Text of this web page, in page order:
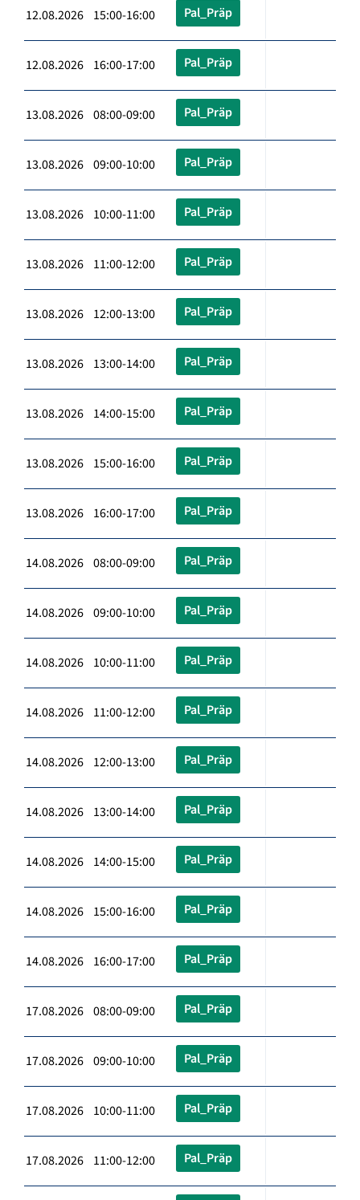
12.08.2026 15:00-16:00 Pal_Präp
12.08.2026 16:00-17:00 Pal_Präp
13.08.2026 08:00-09:00 Pal_Präp
13.08.2026 09:00-10:00 Pal_Präp
13.08.2026 10:00-11:00 Pal_Präp
13.08.2026 11:00-12:00 Pal_Präp
13.08.2026 12:00-13:00 Pal_Präp
13.08.2026 13:00-14:00 Pal_Präp
13.08.2026 14:00-15:00 Pal_Präp
13.08.2026 15:00-16:00 Pal_Präp
13.08.2026 16:00-17:00 Pal_Präp
14.08.2026 08:00-09:00 Pal_Präp
14.08.2026 09:00-10:00 Pal_Präp
14.08.2026 10:00-11:00 Pal_Präp
14.08.2026 11:00-12:00 Pal_Präp
14.08.2026 12:00-13:00 Pal_Präp
14.08.2026 13:00-14:00 Pal_Präp
14.08.2026 14:00-15:00 Pal_Präp
14.08.2026 15:00-16:00 Pal_Präp
14.08.2026 16:00-17:00 Pal_Präp
17.08.2026 08:00-09:00 Pal_Präp
17.08.2026 09:00-10:00 Pal_Präp
17.08.2026 10:00-11:00 Pal_Präp
17.08.2026 11:00-12:00 Pal_Präp